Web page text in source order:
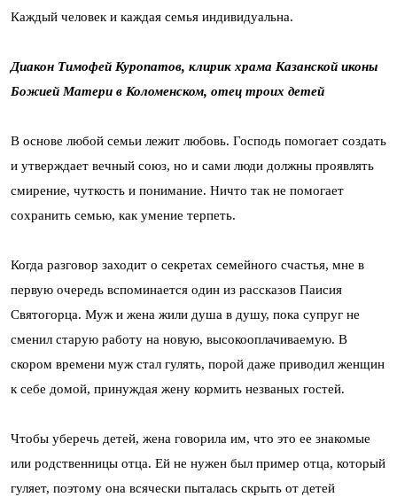
Каждый человек и каждая семья индивидуальна.
Диакон Тимофей Куропатов, клирик храма Казанской иконы
Божией Матери в Коломенском, отец троих детей
В основе любой семьи лежит любовь. Господь помогает создать
и утверждает вечный союз, но и сами люди должны проявлять
смирение, чуткость и понимание. Ничто так не помогает
сохранить семью, как умение терпеть.
Когда разговор заходит о секретах семейного счастья, мне в
первую очередь вспоминается один из рассказов Паисия
Святогорца. Муж и жена жили душа в душу, пока супруг не
сменил старую работу на новую, высокооплачиваемую. В
скором времени муж стал гулять, порой даже приводил женщин
к себе домой, принуждая жену кормить незваных гостей.
Чтобы уберечь детей, жена говорила им, что это ее знакомые
или родственницы отца. Ей не нужен был пример отца, который
гуляет, поэтому она всячески пыталась скрыть от детей